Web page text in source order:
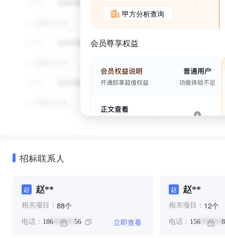
甲方分析查询
会员尊享权益
招标联系人
赵 赵**
相关项目： 88个
电话： 186 ****** 56 立即查看
赵 赵**
相关项目： 12个
电话： 156******